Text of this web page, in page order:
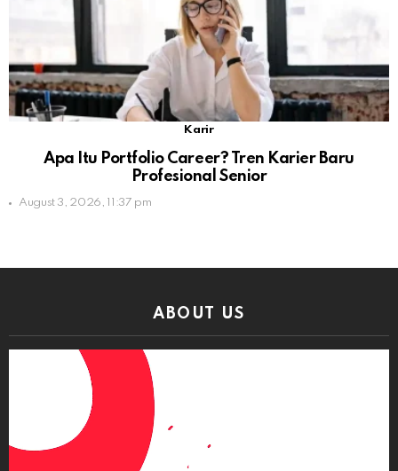
Karir
Apa Itu Portfolio Career? Tren Karier Baru
Profesional Senior
August 3, 2026, 11:37 pm
ABOUT US